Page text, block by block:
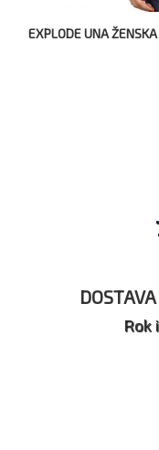
EXPLODE UNA
Rok